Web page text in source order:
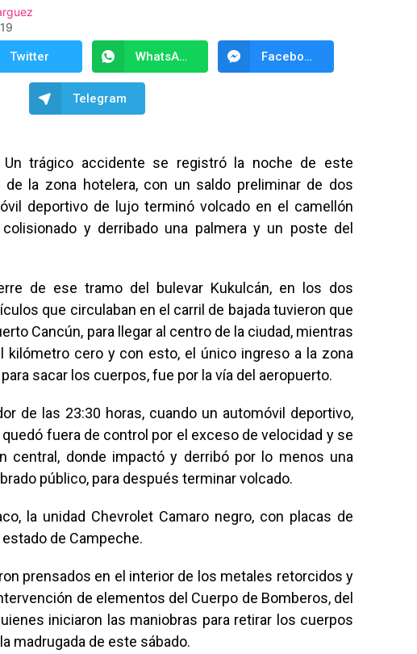
Twitter WhatsApp Facebook Messenger
Telegram
Un trágico accidente se registró la noche de este
la zona hotelera, con un saldo preliminar de dos
deportivo de lujo terminó volcado en el camellón
y derribado una palmera y un poste del
de ese tramo del bulevar Kukulcán, en los dos
que circulaban en el carril de bajada tuvieron que
Cancún, para llegar al centro de la ciudad, mientras
kilómetro cero y con esto, el único ingreso a la zona
sacar los cuerpos, fue por la vía del aeropuerto.
de las 23:30 horas, cuando un automóvil deportivo,
fuera de control por el exceso de velocidad y se
central, donde impactó y derribó por lo menos una
público, para después terminar volcado.
la unidad Chevrolet Camaro negro, con placas de
de Campeche.
prensados en el interior de los metales retorcidos y
de elementos del Cuerpo de Bomberos, del
iniciaron las maniobras para retirar los cuerpos
madrugada de este sábado.